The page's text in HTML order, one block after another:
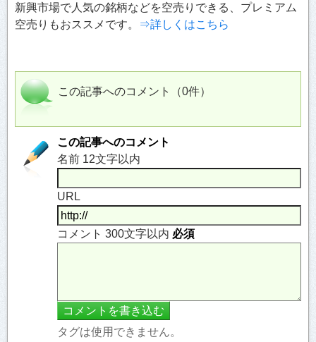
新興市場で人気の銘柄などを空売りできる、プレミアム
空売りもおススメです。
⇒詳しくはこちら
この記事へのコメント（0件）
この記事へのコメント
名前 12文字以内
URL
コメント 300文字以内 必須
タグは使用できません。